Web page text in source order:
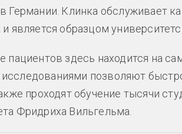
Германии. Клинка обслуживает
является образцом
пациентов здесь находится на
позволяют
проходят обучение тысячи
Фридриха Вильгельма.